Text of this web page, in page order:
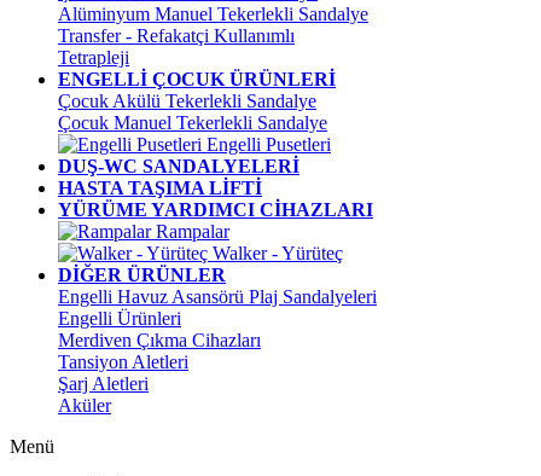
Alüminyum Manuel Tekerlekli Sandalye
Transfer - Refakatçi Kullanımlı
Tetrapleji
ENGELLİ ÇOCUK ÜRÜNLERİ
Çocuk Akülü Tekerlekli Sandalye
Çocuk Manuel Tekerlekli Sandalye
Engelli Pusetleri
DUŞ-WC SANDALYELERİ
HASTA TAŞIMA LİFTİ
YÜRÜME YARDIMCI CİHAZLARI
Rampalar
Walker - Yürüteç
DİĞER ÜRÜNLER
Engelli Havuz Asansörü Plaj Sandalyeleri
Engelli Ürünleri
Merdiven Çıkma Cihazları
Tansiyon Aletleri
Şarj Aletleri
Aküler
Menü